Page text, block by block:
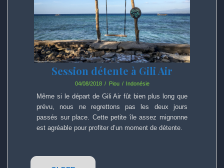
Session détente à Gili Air
04/08/2018 Piou Indonésie
Même si le départ de Gili Air fût bien plus long que
prévu, nous ne regrettons pas les deux jours
passés sur place. Cette petite île assez mignonne
est agréable pour profiter d’un moment de détente.
Posts